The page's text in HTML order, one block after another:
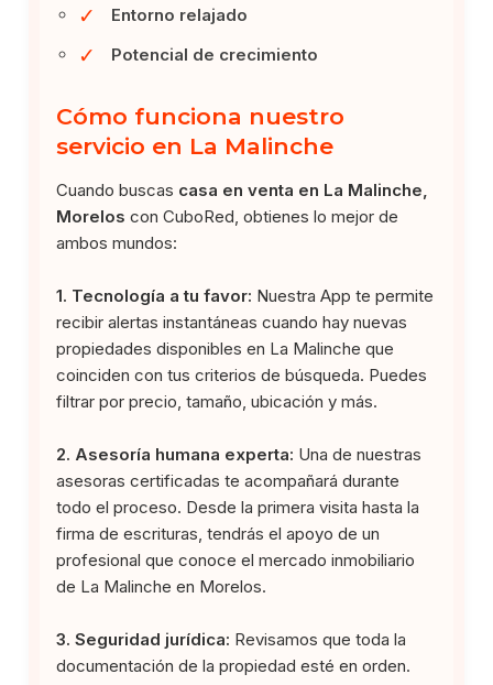
✓ Entorno relajado
✓ Potencial de crecimiento
Cómo funciona nuestro
servicio en La Malinche
Cuando buscas casa en venta en La Malinche,
Morelos con CuboRed, obtienes lo mejor de
ambos mundos:
1. Tecnología a tu favor: Nuestra App te permite
recibir alertas instantáneas cuando hay nuevas
propiedades disponibles en La Malinche que
coinciden con tus criterios de búsqueda. Puedes
filtrar por precio, tamaño, ubicación y más.
2. Asesoría humana experta: Una de nuestras
asesoras certificadas te acompañará durante
todo el proceso. Desde la primera visita hasta la
firma de escrituras, tendrás el apoyo de un
profesional que conoce el mercado inmobiliario
de La Malinche en Morelos.
3. Seguridad jurídica: Revisamos que toda la
documentación de la propiedad esté en orden.